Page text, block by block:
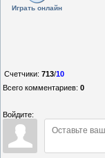
Играть онлайн
Счетчики: 713/10
Всего комментариев: 0
Войдите: